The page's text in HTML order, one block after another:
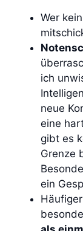
Wer kein
ich
neue
eine
gibt es
Grenze
ein